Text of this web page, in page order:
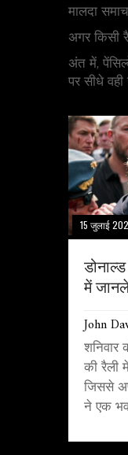
मालदा
अगर किसी
अंत में,
पर सीधे
15 जुलाई
में
John
शनिवार
की रैली
जिससे
ने एक
मौत हो